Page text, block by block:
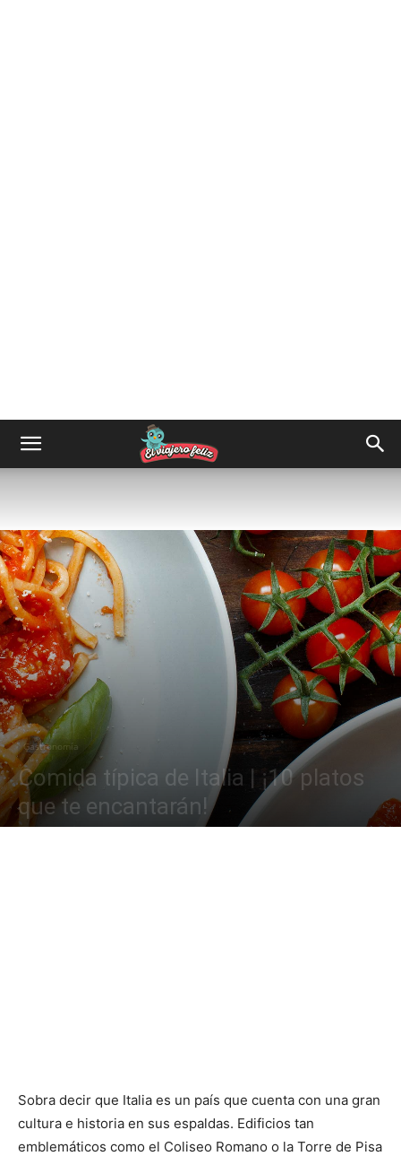
Gastronomía
Comida típica de Italia | ¡10 platos
que te encantarán!
Sobra decir que Italia es un país que cuenta con una gran
cultura e historia en sus espaldas. Edificios tan
emblemáticos como el Coliseo Romano o la Torre de Pisa